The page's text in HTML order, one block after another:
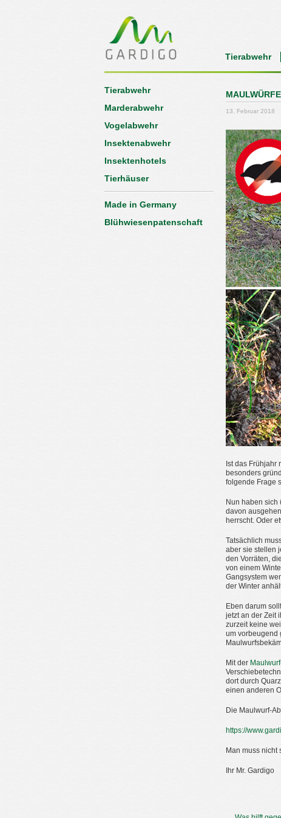
Tierabwehr
13. Februar 2018
Ist das
besonders
folgende Frage
Nun haben sich
davon
herrscht. Oder
Tatsächlich
aber sie stellen
den Vorräten,
von einem
Gangsystem
der Winter
Eben darum
jetzt an der Zeit
zurzeit keine
um vorbeugend
Mit der
dort durch
einen anderen
Die Maulwurf-
https://
Man muss nicht
Ihr Mr. Gardigo
Tierabwehr
Marderabwehr
Vogelabwehr
Insektenabwehr
Insektenhotels
Tierhäuser
Made in Germany
Blühwiesenpatenschaft